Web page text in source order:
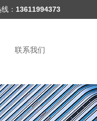
： 13611994373
联系我们